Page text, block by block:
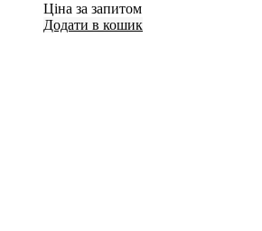
Ціна за запитом
Додати в кошик